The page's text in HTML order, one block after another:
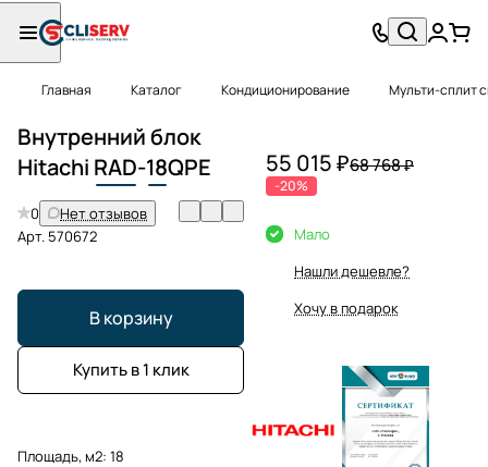
Главная Каталог Кондиционирование Мульти-сплит
Внутренний блок
Hitachi RAD-18QPE
0
Нет отзывов
Арт. 570672
В корзину
Купить в 1 клик
Площадь, м2: 18
55 015 ₽68 768 ₽
-20%
Мало
Нашли дешевле?
Хочу в подарок